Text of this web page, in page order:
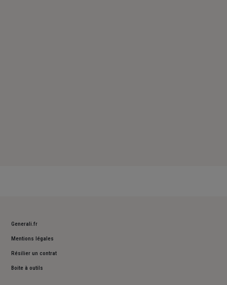
Generali.fr
Mentions légales
Résilier un contrat
Boite à outils